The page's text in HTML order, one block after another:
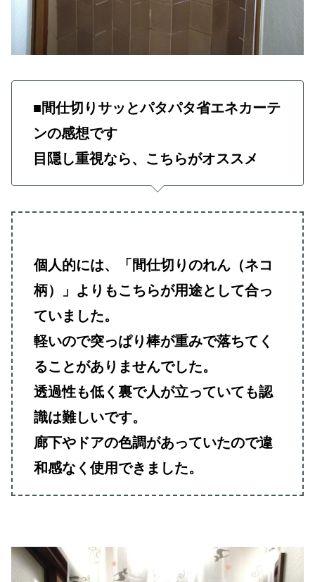
■間仕切りサッとパタパタ省エネカーテ
ンの感想です
目隠し重視なら、こちらがオススメ
個人的には、「間仕切りのれん（ネコ
柄）」よりもこちらが用途として合っ
ていました。
軽いので突っぱり棒が重みで落ちてく
ることがありませんでした。
透過性も低く裏で人が立っていても認
識は難しいです。
廊下やドアの色調があっていたので違
和感なく使用できました。